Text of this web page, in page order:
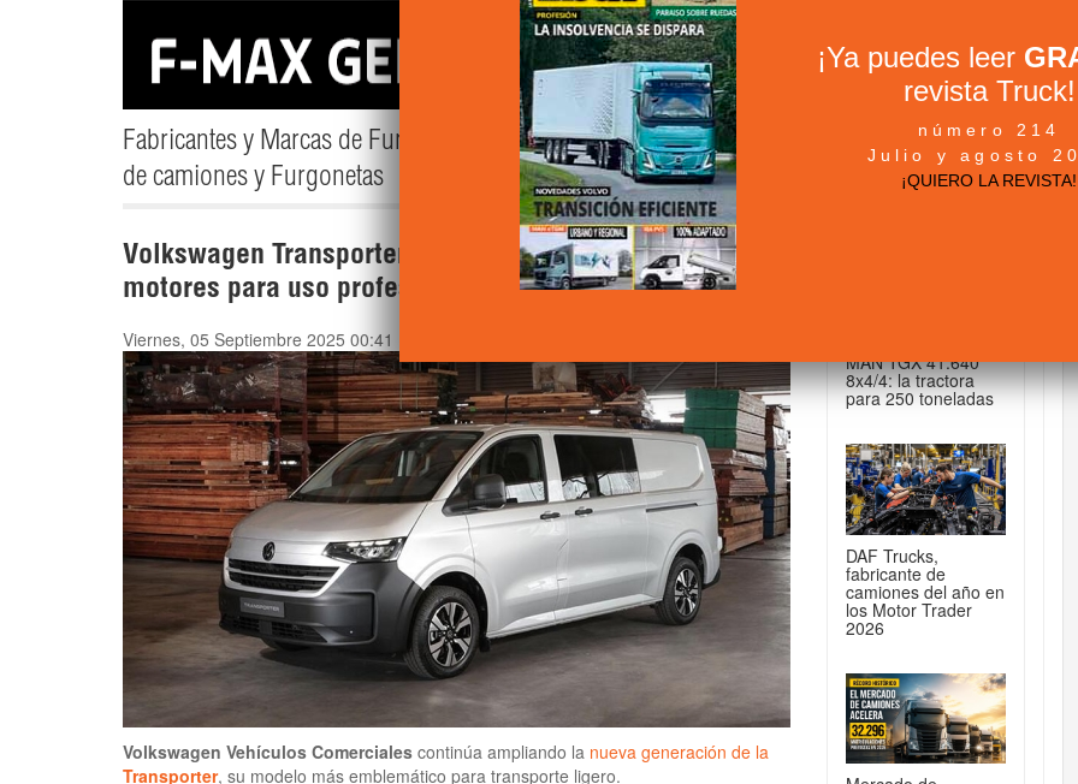
Fabricantes y Marcas de Furgonetas - Camión Actualidad-Noticias
de camiones y Furgonetas
Volkswagen Transporter 2025: nuevas versiones y
motores para uso profesional
Viernes, 05 Septiembre 2025 00:41
Volkswagen Vehículos Comerciales continúa ampliando la nueva generación de la
Transporter, su modelo más emblemático para transporte ligero.
+ NOTICIAS...
MAN TGX 41.640
8x4/4: la tractora
para 250 toneladas
DAF Trucks,
fabricante de
camiones del año en
los Motor Trader
2026
¡Ya puedes leer
revista Truck!
número 214
Julio y agosto
¡QUIERO LA REVISTA!